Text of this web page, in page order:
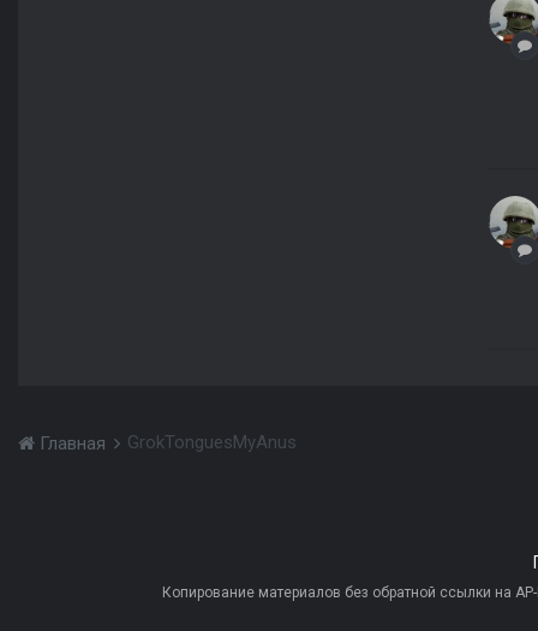
Главная GrokTonguesMyAnus
Копирование материалов без обратной ссылки на